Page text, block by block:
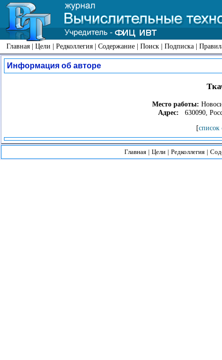
Главная | Цели | Редколлегия | Содержание | Поиск | Подписка |
Информация об авторе
Место работы:
Адрес: 630090,
[список
Главная | Цели | Редколлегия |